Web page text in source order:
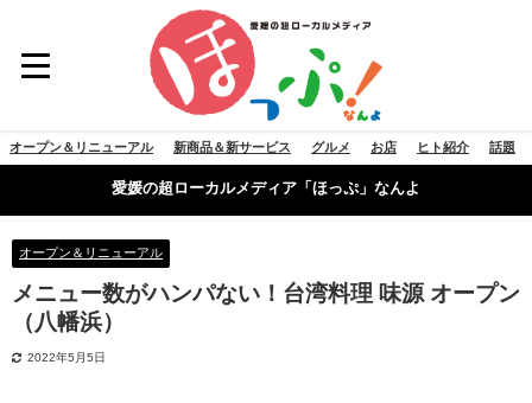
オープン＆リニューアル 新商品＆新サービス グルメ お店 ヒト紹介 話題
愛媛の超ローカルメディア「ほっぷ」なんよ
オープン＆リニューアル
メニュー数がハンパない！台湾料理 味源 オープン
（八幡浜）
2022年5月5日